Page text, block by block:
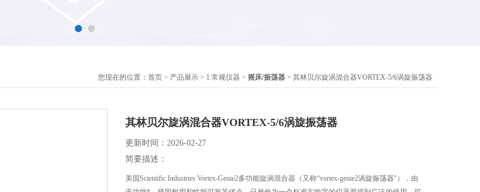
您现在的位置： 首页 > 产品展示 > 1.常规仪器 > 摇床/振荡器 > 其林贝尔旋涡混合器VORTEX-5/6涡旋振荡器
其林贝尔旋涡混合器VORTEX-5/6涡旋振荡器
更新时间：2026-02-27
简要描述：
美国Scientific Industries Vortex-Genie2多功能旋涡混合器（又称“vortex-genie2涡旋振荡器"），由